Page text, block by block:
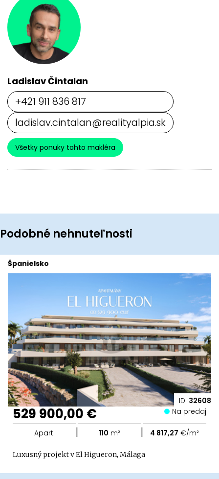
Ladislav Čintalan
+421 911 836 817
ladislav.cintalan@realityalpia.sk
Všetky ponuky tohto makléra
Podobné nehnuteľnosti
ID: 32608
Španielsko
529 900,00 € Na predaj
Apart. | 110 m² | 4 817,27 €/m²
Luxusný projekt v El Higueron, Málaga